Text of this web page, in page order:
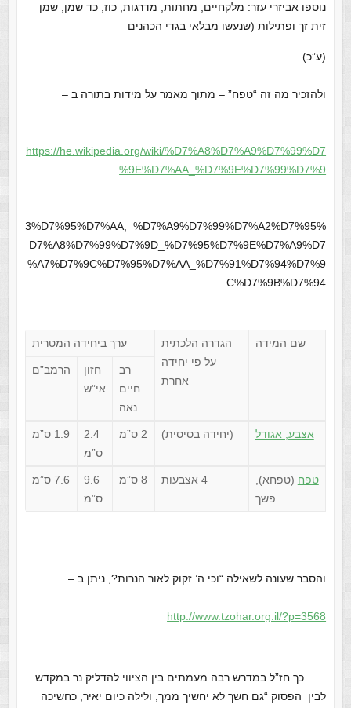
נוספו אביזרי עזר: מלקחיים, מחתות, מדרגות, כוז, כד שמן, שמן
זית זך ופתילות (שנעשו מבלאי בגדי הכהנים
(ע”כ)
ולהזכיר מה זה “טפח” – מתוך מאמר על מידות בתורה ב –
https://he.wikipedia.org/wiki/%D7%A8%D7%A9%D7%99%D7
%9E%D7%AA_%D7%9E%D7%99%D7%9
3%D7%95%D7%AA,_%D7%A9%D7%99%D7%A2%D7%95%
D7%A8%D7%99%D7%9D_%D7%95%D7%9E%D7%A9%D7
%A7%D7%9C%D7%95%D7%AA_%D7%91%D7%94%D7%9
C%D7%9B%D7%94
שם המידה
הגדרה הלכתית
על פי יחידה
אחרת
ערך ביחידה המטרית
רב
חיים
נאה
חזון
אי”ש
הרמב”ם
אצבע, אגודל (יחידה בסיסית) 2 ס”מ
2.4
ס”מ
1.9 ס”מ
טפח (טפחא),
פשך
4 אצבעות 8 ס”מ
9.6
ס”מ
7.6 ס”מ
והסבר שעונה לשאילה “וכי ה’ זקוק לאור הנרות?, ניתן ב –
http://www.tzohar.org.il/?p=3568
כך חז”ל במדרש רבה מעמתים בין הציווי להדליק נר במקדש
לבין הפסוק “גם חשך לא יחשיך ממך, ולילה כיום יאיר, כחשיכה